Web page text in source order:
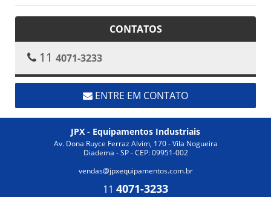
COMO ESCOLHER O MELHOR RESFRIADOR POSTERIOR PARA SEU
VEÍCULO
COMO ESCOLHER O MELHOR VASO DE PRESSÃO FABRICANTE
PARA SUA NECESSIDADE
COMO ESCOLHER O TANQUE CILÍNDRICO VERTICAL IDEAL PARA
COMO ESCOLHER O TANQUE VERTICAL IDEAL PARA SUA
COMO ESCOLHER O TROCADOR DE CALOR ALETADO IDEAL
PARA SUA INDÚSTRIA
COMO ESCOLHER O TROCADOR DE CALOR ALETADO IDEAL
PARA SUA NECESSIDADE
PARA SUA NECESSIDADE
COMO ESCOLHER O TROCADOR DE CALOR INDUSTRIAL IDEAL
CONTATOS
11 4071-3233
ENTRE EM CONTATO
JPX - Equipamentos Industriais
Av. Dona Ruyce Ferraz Alvim, 170 - Vila Nogueira
Diadema - SP - CEP: 09951-002
vendas@jpxequipamentos.com.br
11 4071-3233